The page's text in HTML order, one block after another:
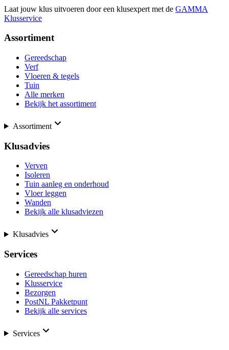
Laat jouw klus uitvoeren door een klusexpert met de GAMMA
Klusservice
Assortiment
Gereedschap
Verf
Vloeren & tegels
Tuin
Alle merken
Bekijk het assortiment
Assortiment
Klusadvies
Verven
Isoleren
Tuin aanleg en onderhoud
Vloer leggen
Wanden
Bekijk alle klusadviezen
Klusadvies
Services
Gereedschap huren
Klusservice
Bezorgen
PostNL Pakketpunt
Bekijk alle services
Services